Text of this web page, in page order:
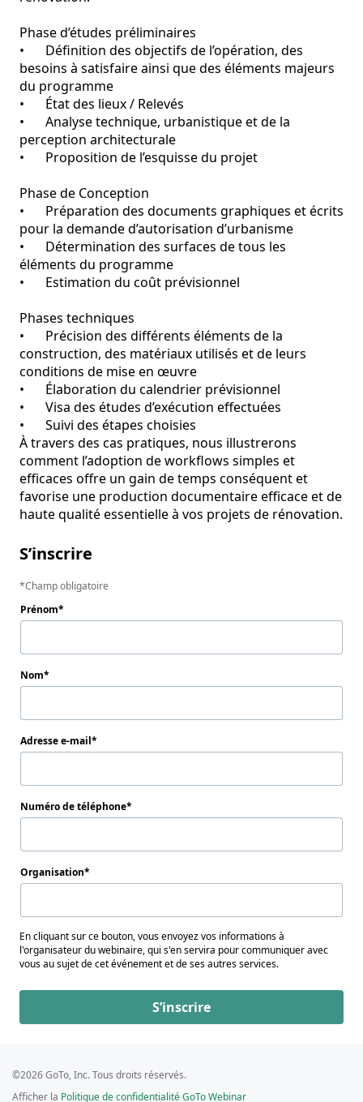
Phase d’études préliminaires
•	Définition des objectifs de l’opération, des
besoins à satisfaire ainsi que des éléments majeurs
du programme
•	État des lieux / Relevés
•	Analyse technique, urbanistique et de la
perception architecturale
•	Proposition de l’esquisse du projet
Phase de Conception
•	Préparation des documents graphiques et écrits
pour la demande d’autorisation d’urbanisme
•	Détermination des surfaces de tous les
éléments du programme
•	Estimation du coût prévisionnel
Phases techniques
•	Précision des différents éléments de la
construction, des matériaux utilisés et de leurs
conditions de mise en œuvre
•	Élaboration du calendrier prévisionnel
•	Visa des études d’exécution effectuées
•	Suivi des étapes choisies
À travers des cas pratiques, nous illustrerons
comment l’adoption de workflows simples et
efficaces offre un gain de temps conséquent et
favorise une production documentaire efficace et de
haute qualité essentielle à vos projets de rénovation.
S’inscrire
Champ obligatoire
Prénom
Nom
Adresse e-mail
Numéro de téléphone
Organisation
En cliquant sur ce bouton, vous envoyez vos informations à
l'organisateur du webinaire, qui s'en servira pour communiquer avec
vous au sujet de cet événement et de ses autres services.
S’inscrire
©2026 GoTo, Inc. Tous droits réservés.
Afficher la Politique de confidentialité GoTo Webinar